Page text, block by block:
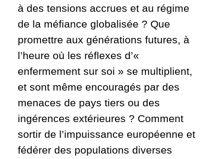
à des tensions accrues et au régime
de la méfiance globalisée ? Que
promettre aux générations futures, à
l’heure où les réflexes d’«
enfermement sur soi » se multiplient,
et sont même encouragés par des
menaces de pays tiers ou des
ingérences extérieures ? Comment
sortir de l’impuissance européenne et
fédérer des populations diverses